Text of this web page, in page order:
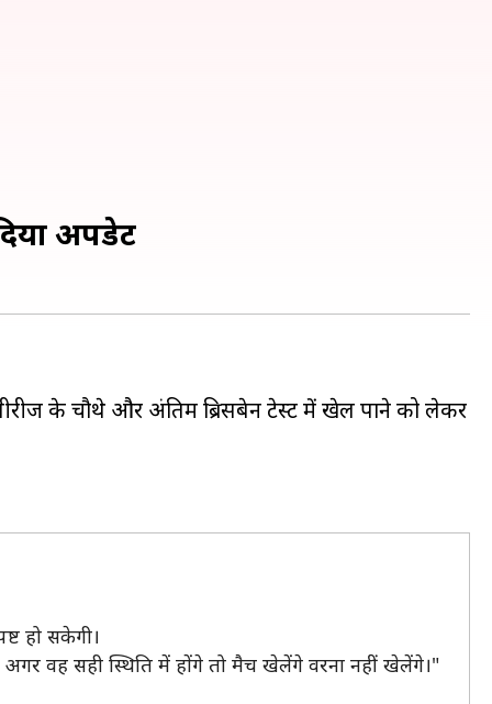
अपडेट
के चौथे और अंतिम ब्रिसबेन टेस्ट में खेल पाने को लेकर
हो सकेगी।
वह सही स्थिति में होंगे तो मैच खेलेंगे वरना नहीं खेलेंगे।"